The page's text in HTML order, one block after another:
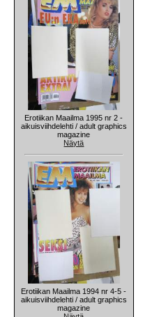
Erotiikan Maailma 1995 nr 2 -
aikuisviihdelehti / adult graphics
magazine
Näytä
Erotiikan Maailma 1994 nr 4-5 -
aikuisviihdelehti / adult graphics
magazine